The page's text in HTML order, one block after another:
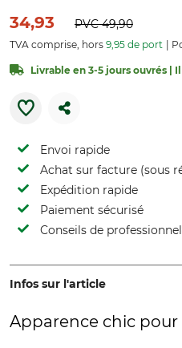
34,93 PVC49,90
TVA comprise, hors 9,95 de port
Livrable en 3-5 jours ouvrés |
Envoi rapide
Achat sur facture (sous
Expédition rapide
Paiement sécurisé
Conseils de
Infos sur l'article
Apparence chic pour